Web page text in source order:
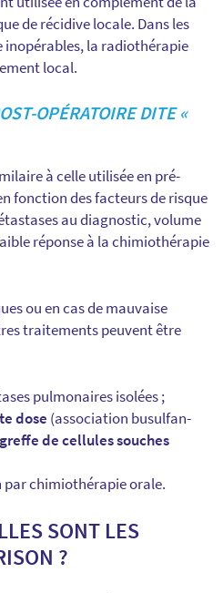
de récidive locale. Dans les
inopérables, la radiothérapie
local.
OPÉRATOIRE DITE «
à celle utilisée en pré-
fonction des facteurs de risque
au diagnostic, volume
réponse à la chimiothérapie
ou en cas de mauvaise
traitements peuvent être
pulmonaires isolées ;
dose (association busulfan-
de cellules souches
chimiothérapie orale.
SONT LES
?